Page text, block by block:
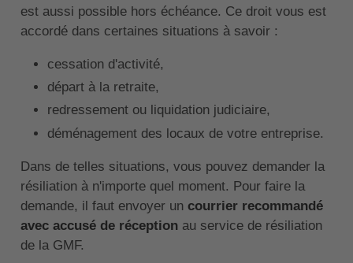
est aussi possible hors échéance. Ce droit vous est
accordé dans certaines situations à savoir :
cessation d'activité,
départ à la retraite,
redressement ou liquidation judiciaire,
déménagement des locaux de votre entreprise.
Dans de telles situations, vous pouvez demander la
résiliation à n'importe quel moment. Pour faire la
demande, il faut envoyer un courrier recommandé
avec accusé de réceptionau service de résiliation
de la GMF.